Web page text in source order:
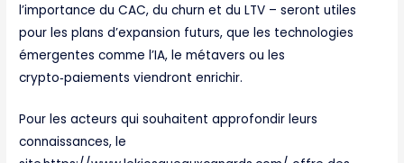
l’importance du CAC, du churn et du LTV – seront utiles
pour les plans d’expansion futurs, que les technologies
émergentes comme l’IA, le métavers ou les
crypto‑paiements viendront enrichir.
Pour les acteurs qui souhaitent approfondir leurs
connaissances, le